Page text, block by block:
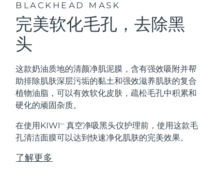
BLACKHEAD MASK
完美软化毛孔，去除黑
头
这款奶油质地的清颜净肌泥膜，含有强效吸附并帮
助排除肌肤深层污垢的黏土和强效滋养肌肤的复合
植物油脂，可以有效软化皮肤，疏松毛孔中积累和
硬化的顽固杂质。
在使用KIWITM
真空净吸黑头仪护理前，使用这款毛
孔清洁面膜可以达到快速净化肌肤的完美效果。
了解更多